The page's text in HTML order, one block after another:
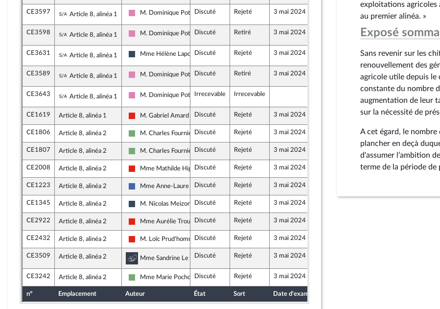
CE3597 Sous-amendement de l'amendement n°CE3404
Article 8, alinéa 1 Socialistes et apparentés
M. Dominique PotierDiscuté Rejeté 3 mai 2024
CE3598 Sous-amendement de l'amendement n°CE3404
Article 8, alinéa 1 Socialistes et apparentés
M. Dominique PotierDiscuté Retiré 3 mai 2024 2 mai 2024
CE3631 Sous-amendement de l'amendement n°CE3404
Article 8, alinéa 1 Rassemblement National
Mme Hélène LaporteDiscuté Rejeté 3 mai 2024 2 mai 2024
CE3589 Sous-amendement de l'amendement n°CE3404
Article 8, alinéa 1 Socialistes et apparentés
M. Dominique PotierDiscuté Retiré 3 mai 2024
CE3643 Sous-amendement de l'amendement n°CE3404
Article 8, alinéa 1 Socialistes et apparentés
M. Dominique PotierIrrecevable Irrecevable
CE1619 Article 8, alinéa 1
La France insoumise - Nouvelle Union Populaire écologique et sociale
M. Gabriel Amard Discuté Rejeté 3 mai 2024 25 avril 2024
CE1806 Article 8, alinéa 2
Écologiste - NUPES
M. Charles Fournier Discuté Rejeté 3 mai 2024 26 avril 2024
CE1807 Article 8, alinéa 2
Écologiste - NUPES
M. Charles Fournier Discuté Rejeté 3 mai 2024
CE2008 Article 8, alinéa 2
La France insoumise - Nouvelle Union Populaire écologique et sociale
Mme Mathilde HignetDiscuté Rejeté 3 mai 2024 26 avril 2024
CE1223 Article 8, alinéa 2
Les Républicains
Mme Anne-Laure BlinDiscuté Rejeté 3 mai 2024
CE1345 Article 8, alinéa 2
Rassemblement National
M. Nicolas MeizonnetDiscuté Rejeté 3 mai 2024
CE2922 Article 8, alinéa 2
La France insoumise - Nouvelle Union Populaire écologique et sociale
Mme Aurélie TrouvéDiscuté Rejeté 3 mai 2024
CE2432 Article 8, alinéa 2
La France insoumise - Nouvelle Union Populaire écologique et sociale
M. Loïc Prud'hommeDiscuté Rejeté 3 mai 2024
CE3509 Article 8, alinéa 2 Commission du développement durable et de l'aménagement du territoire
Mme Sandrine Le Feur, rapporteure de la commission du développement durable et de l'aménagement du
Discuté Rejeté 3 mai 2024
CE3242 Article 8, alinéa 2
Écologiste - NUPES
Mme Marie Pochon Discuté Rejeté 3 mai 2024
n° Emplacement Auteur État Sort Date d'examen
exploitations agricoles
au premier alinéa. »
Exposé
Sans revenir sur les
renouvellement des
agricole utile depuis le
constante du nombre
augmentation de leur
sur la nécessité de
A cet égard, le
plancher en deçà
d'assumer l’ambition
terme de la période